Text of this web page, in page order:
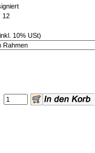
12
10% USt)